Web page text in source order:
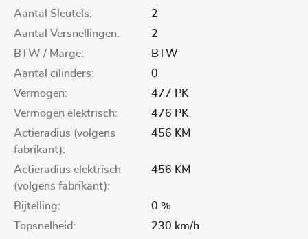
Aantal Sleutels:
2
Aantal Versnellingen:
2
BTW / Marge:
BTW
Aantal cilinders:
0
Vermogen:
477 PK
Vermogen elektrisch:
476 PK
Actieradius (volgens
fabrikant):
456 KM
Actieradius elektrisch
(volgens fabrikant):
456 KM
Bijtelling:
0 %
Topsnelheid:
230 km/h